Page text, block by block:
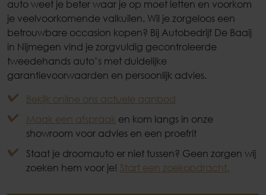
auto weet je beter waar je op moet letten en voorkom
je veelvoorkomende valkuilen. Wil je zorgeloos een
betrouwbare occasion kopen? Bij Autobedrijf De Baaij
in Nijmegen vind je zorgvuldig gecontroleerde
tweedehands auto’s met duidelijke
garantievoorwaarden en persoonlijk advies.
Bekijk online ons actuele aanbod
Maak een afspraak en kom langs in onze
showroom voor advies en een proefrit
Staat je droomauto er niet tussen? Geen zorgen wij
zoeken hem voor je! Start een zoekopdracht.